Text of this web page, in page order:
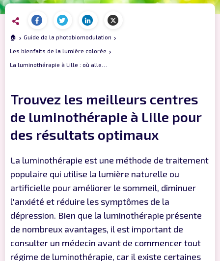
🏠
Guide de la photobiomodulation
Les bienfaits de la lumière colorée
Trouvez les meilleurs centres
de luminothérapie à Lille pour
des résultats optimaux
La luminothérapie est une méthode de traitement
populaire qui utilise la lumière naturelle ou
artificielle pour améliorer le sommeil, diminuer
l'anxiété et réduire les symptômes de la
dépression. Bien que la luminothérapie présente
de nombreux avantages, il est important de
consulter un médecin avant de commencer tout
régime de luminothérapie, car il existe certaines